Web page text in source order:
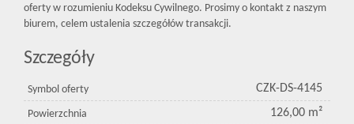
oferty w rozumieniu Kodeksu Cywilnego. Prosimy o kontakt z naszym
biurem, celem ustalenia szczegółów transakcji.
Szczegóły
Symbol oferty CZK-DS-4145
Powierzchnia 126,00 m²